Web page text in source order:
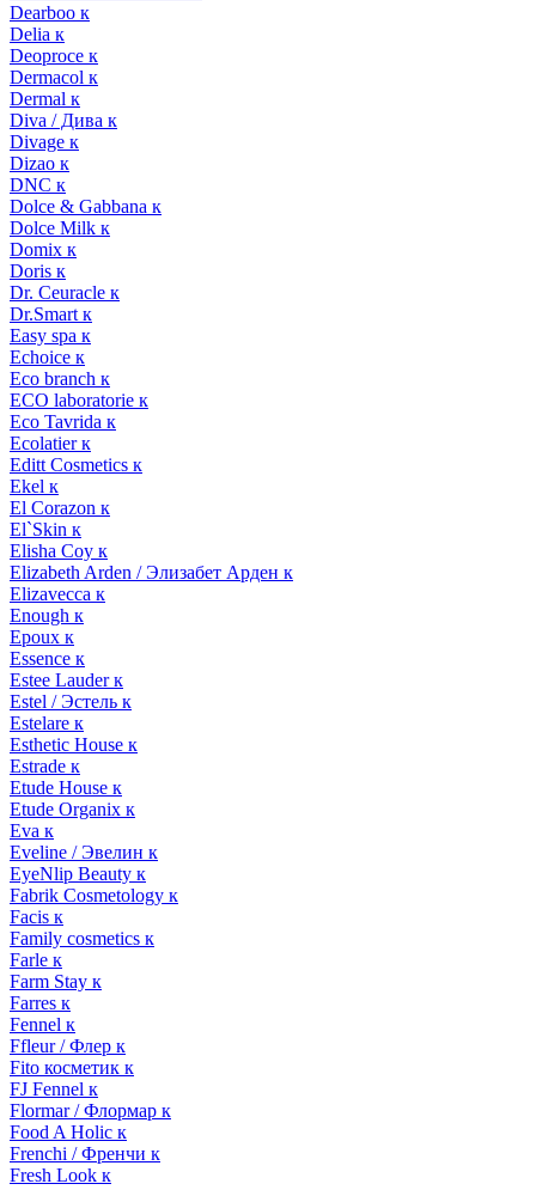
Dearboo к
Delia к
Deoproce к
Dermacol к
Dermal к
Diva / Дива к
Divage к
Dizao к
DNC к
Dolce & Gabbana к
Dolce Milk к
Domix к
Doris к
Dr. Ceuracle к
Dr.Smart к
Easy spa к
Echoice к
Eco branch к
ECO laboratorie к
Eco Tavrida к
Ecolatier к
Editt Cosmetics к
Ekel к
El Corazon к
El`Skin к
Elisha Coy к
Elizabeth Arden / Элизабет Арден к
Elizavecca к
Enough к
Epoux к
Essence к
Estee Lauder к
Estel / Эстель к
Estelare к
Esthetic House к
Estrade к
Etude House к
Etude Organix к
Eva к
Eveline / Эвелин к
EyeNlip Beauty к
Fabrik Cosmetology к
Facis к
Family cosmetics к
Farle к
Farm Stay к
Farres к
Fennel к
Ffleur / Флер к
Fito косметик к
FJ Fennel к
Flormar / Флормар к
Food A Holic к
Frenchi / Френчи к
Fresh Look к